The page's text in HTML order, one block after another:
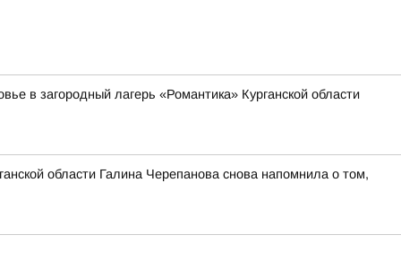
в загородный лагерь «Романтика» Курганской области
области Галина Черепанова снова напомнила о том,